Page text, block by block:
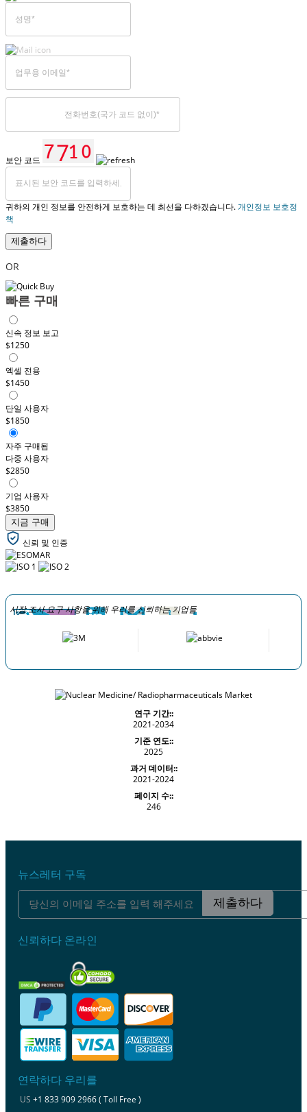
보안 코드
귀하의 개인 정보를 안전하게 보호하는 데 최선을 다하겠습니다.개인정보 보호정
책
제출하다
OR
빠른 구매
신속 정보 보고
$1250
엑셀 전용
$1450
단일 사용자
$1850
자주 구매됨
다중 사용자
$2850
기업 사용자
$3850
지금 구매
신뢰 및 인증
시장 조사 요구 사항을 위해 우리를 신뢰하는 기업들
연구 기간::
2021-2034
기준 연도::
2025
과거 데이터::
2021-2024
페이지 수::
246
뉴스레터 구독
제출하다
신뢰하다 온라인
연락하다 우리를
US +1 833 909 2966 ( Toll Free )